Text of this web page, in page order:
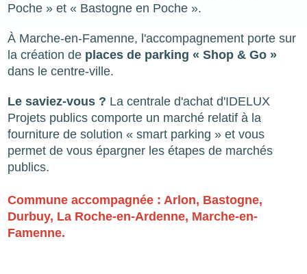
Poche » et « Bastogne en Poche ».
À Marche-en-Famenne, l'accompagnement porte sur
la création de places de parking « Shop & Go »
dans le centre-ville.
Le saviez-vous ? La centrale d'achat d'IDELUX
Projets publics comporte un marché relatif à la
fourniture de solution « smart parking » et vous
permet de vous épargner les étapes de marchés
publics.
Commune accompagnée : Arlon, Bastogne,
Durbuy, La Roche-en-Ardenne, Marche-en-
Famenne.